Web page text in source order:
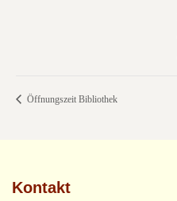
Öffnungszeit Bibliothek
Kontakt